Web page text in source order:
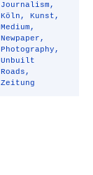
Journalism ,
Köln ,Kunst ,
Medium ,
Newpaper ,
Photography ,
Unbuilt
Roads ,
Zeitung